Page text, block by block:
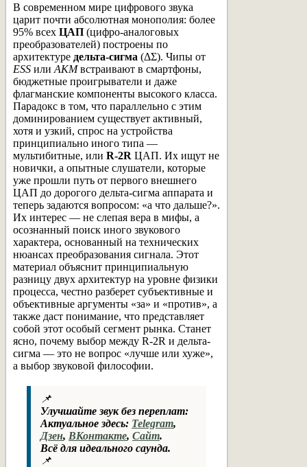
В современном мире цифрового звука
царит почти абсолютная монополия: более
95% всех ЦАП (цифро-аналоговых
преобразователей) построены по
архитектуре дельта-сигма (ΔΣ). Чипы от
ESS или AKMвстраивают в смартфоны,
бюджетные проигрыватели и даже
флагманские компоненты высокого класса.
Парадокс в том, что параллельно с этим
доминированием существует активный,
хотя и узкий, спрос на устройства
принципиально иного типа —
мультибитные, или R-2R ЦАП. Их ищут не
новички, а опытные слушатели, которые
уже прошли путь от первого внешнего
ЦАП до дорогого дельта-сигма аппарата и
теперь задаются вопросом: «а что дальше?».
Их интерес — не слепая вера в мифы, а
осознанный поиск иного звукового
характера, основанный на технических
нюансах преобразования сигнала. Этот
материал объяснит принципиальную
разницу двух архитектур на уровне физики
процесса, честно разберет субъективные и
объективные аргументы «за» и «против», а
также даст понимание, что представляет
собой этот особый сегмент рынка. Станет
ясно, почему выбор между R-2R и дельта-
сигма — это не вопрос «лучше или хуже»,
а выбор звуковой философии.
📌
Улучшайте звук без переплат:
Актуальное здесь: Telegram,
Дзен, ВКонтакте, Сайт.
Всё для идеального саунда.
📌